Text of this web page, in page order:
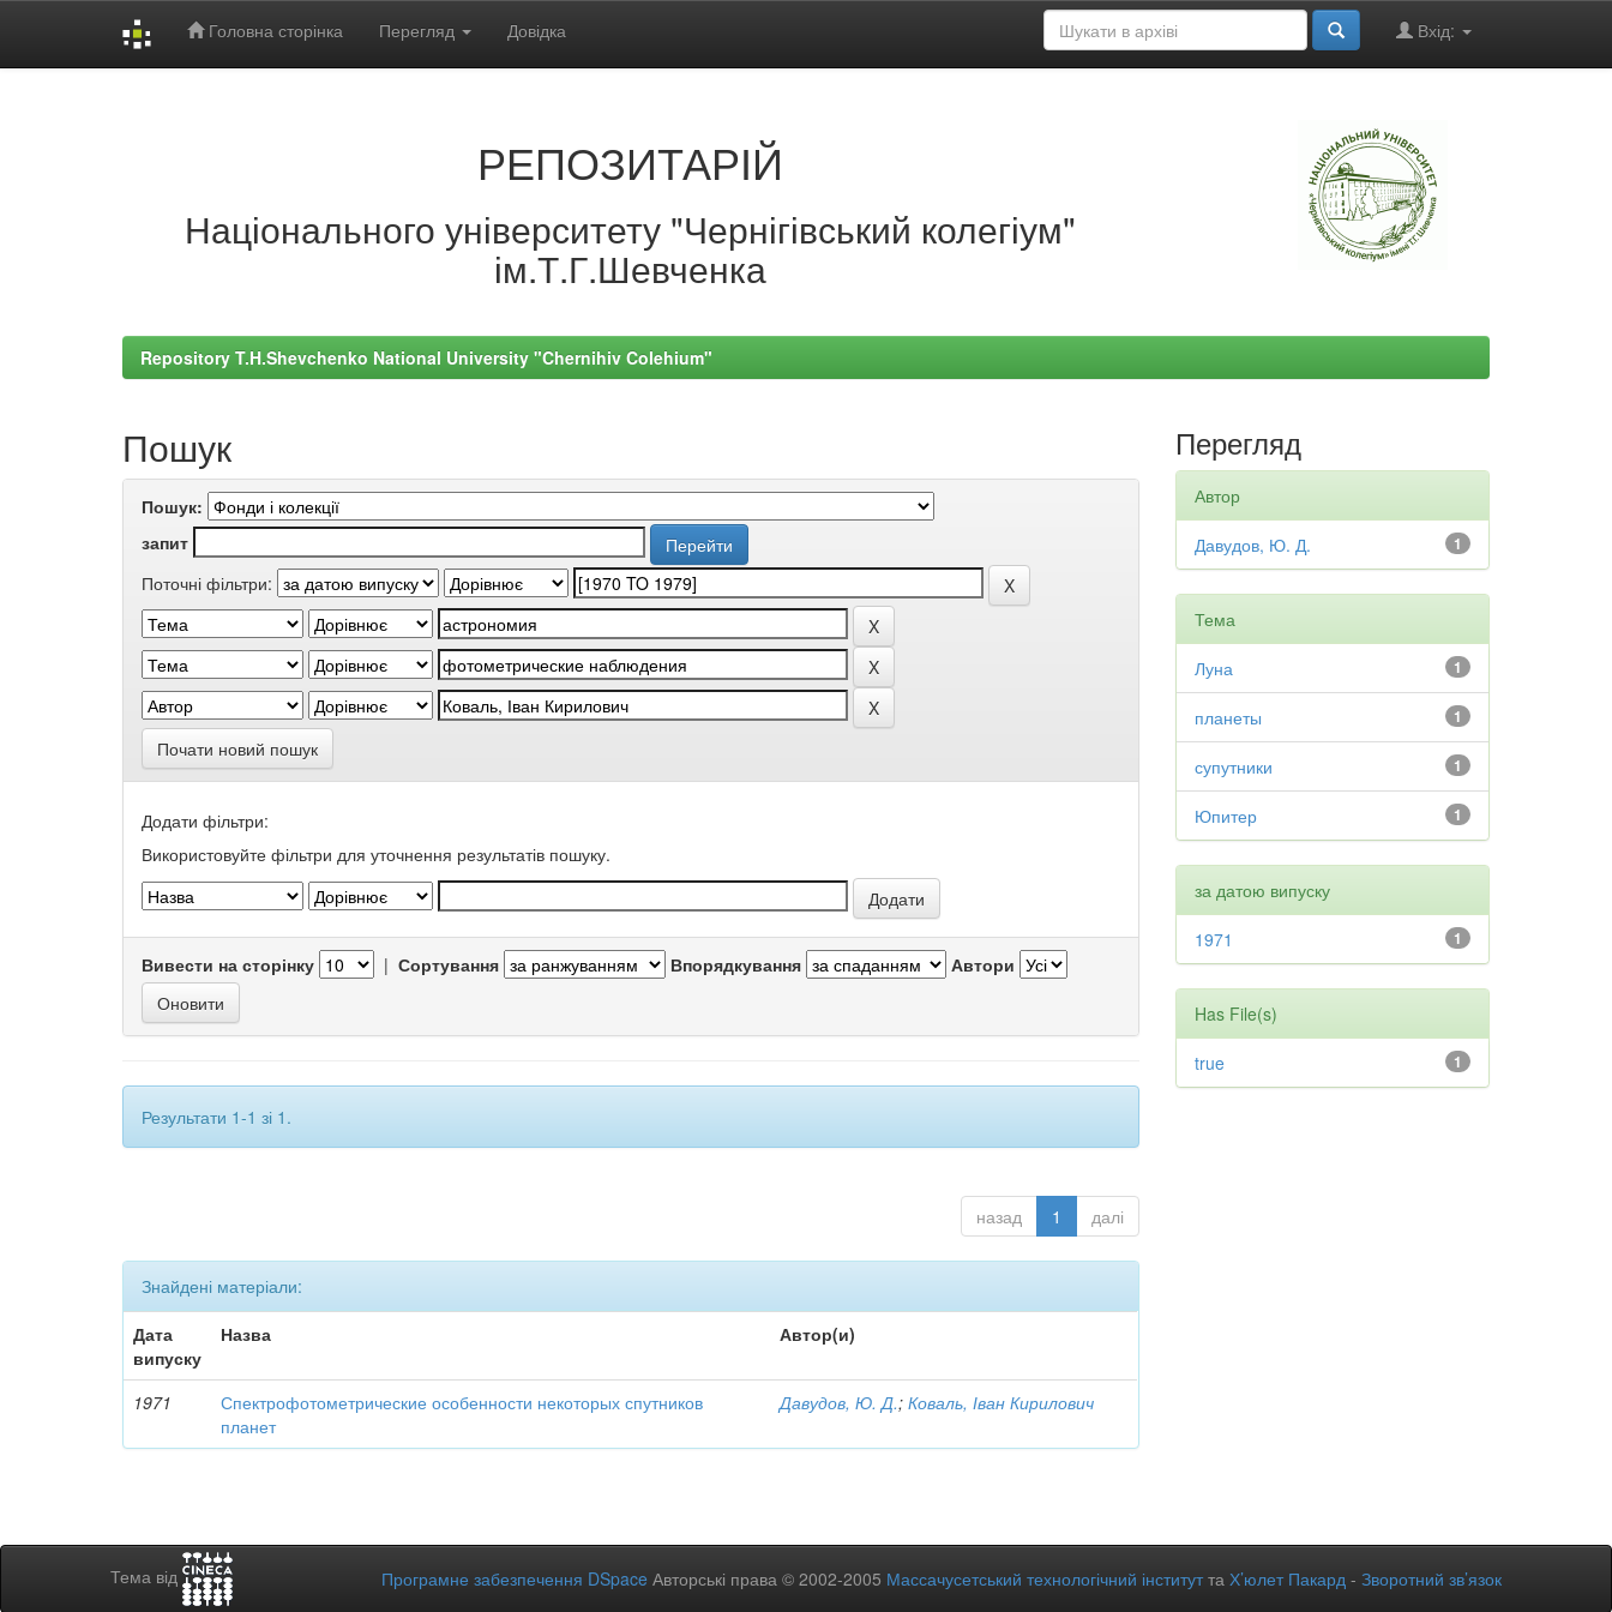
Головна сторінка Перегляд Довідка Вхід:
РЕПОЗИТАРІЙ
Національного університету "Чернігівський колегіум"
ім.Т.Г.Шевченка
Repository T.H.Shevchenko National University "Chernihiv Colehium"
Пошук
Пошук:
запит
Поточні фільтри:
Почати новий пошук
Додати фільтри:
Використовуйте фільтри для уточнення результатів пошуку.
Вивести на сторінку | Сортування Впорядкування Автори
Результати 1-1 зі 1.
назад 1 далі
Знайдені матеріали:
Дата
випуску
Назва Автор(и)
1971
Спектрофотометрические особенности некоторых спутников
планет
Давудов, Ю. Д.;Коваль, Іван Кирилович
Перегляд
Автор
1
Давудов, Ю. Д.
Тема
1
Луна
1
планеты
1
супутники
1
Юпитер
за датою випуску
1
1971
Has File(s)
1
true
Тема від Програмне забезпечення DSpace Авторські права © 2002-2005 Массачусетський технологічний інститутта Х’юлет Пакард - Зворотний зв’язок